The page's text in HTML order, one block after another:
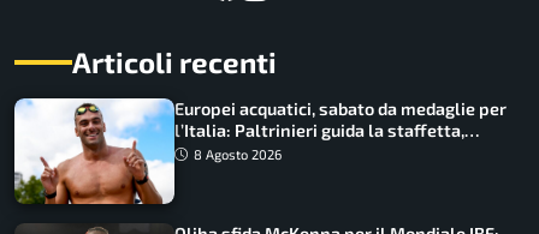
Articoli recenti
Europei acquatici, sabato da medaglie per
l’Italia: Paltrinieri guida la staffetta,
Barnabà sogna l’oro dalle grandi altezze
8 Agosto 2026